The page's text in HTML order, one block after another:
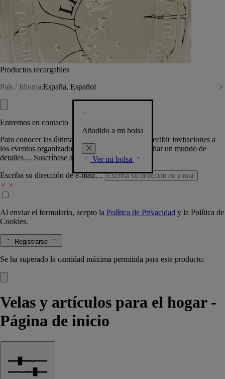
Productos recargables
País / Idioma:España, Español
Añadido a mi bolsa
Ver mi bolsa
Entremos en contacto
Para conocer las últimas creaciones de la Casa, recibir invitaciones a
los eventos organizados por Diptyque y aprovechar un mundo de
detalles… Suscríbase a nuestra newsletter.
Escriba su dirección de e-mail…
Al enviar el formulario, acepto la Política de Privacidad y la Política de
Cookies.
Registrarse
Se ha superado la cantidad máxima permitida para este producto.
Velas y artículos para el hogar -
Página de inicio